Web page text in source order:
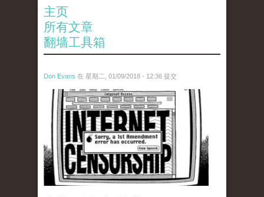
主页
所有文章
翻墙工具箱
Don Evans 在 星期二, 01/09/2018 - 12:36 提交
wechatimg866.jpeg